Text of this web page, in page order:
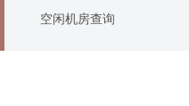
空闲机房查询